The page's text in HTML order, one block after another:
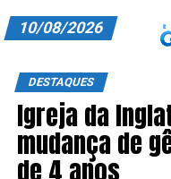
ANUNCIE CONOSCO
ASSINE
10/08/2026
DESTAQUES
Igreja da
mudança de
de 4 anos